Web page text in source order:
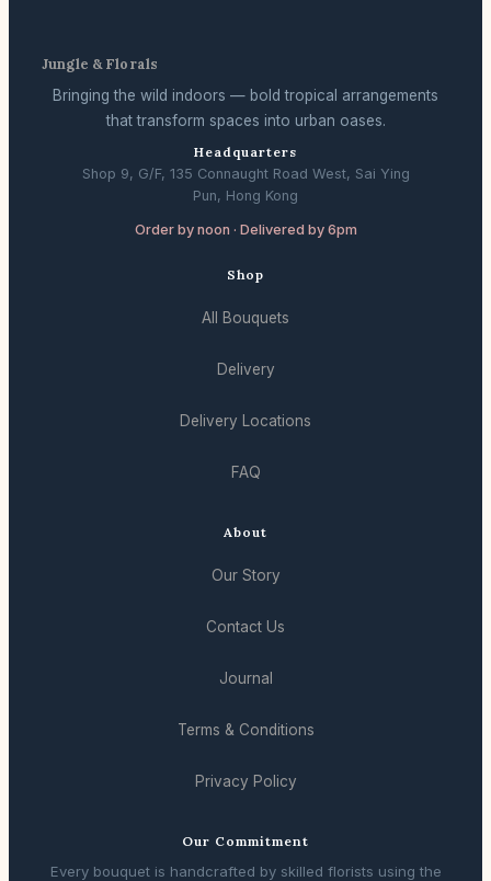
Jungle & Florals
Bringing the wild indoors — bold tropical arrangements
that transform spaces into urban oases.
Headquarters
Shop 9, G/F, 135 Connaught Road West, Sai Ying
Pun, Hong Kong
Order by noon · Delivered by 6pm
Shop
All Bouquets
Delivery
Delivery Locations
FAQ
About
Our Story
Contact Us
Journal
Terms & Conditions
Privacy Policy
Our Commitment
Every bouquet is handcrafted by skilled florists using the